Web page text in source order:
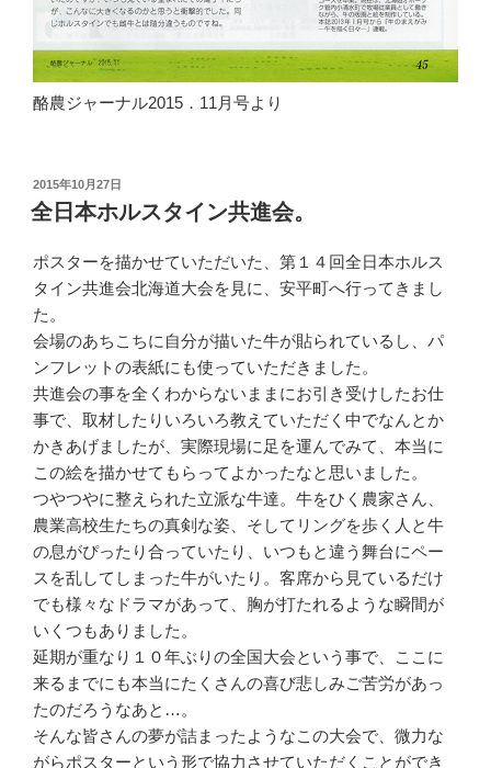
酪農ジャーナル2015．11月号より
投
稿
日:
2015年10月27日
全日本ホルスタイン共進会。
ポスターを描かせていただいた、第１４回全日本ホルス
タイン共進会北海道大会を見に、安平町へ行ってきまし
た。
会場のあちこちに自分が描いた牛が貼られているし、パ
ンフレットの表紙にも使っていただきました。
共進会の事を全くわからないままにお引き受けしたお仕
事で、取材したりいろいろ教えていただく中でなんとか
かきあげましたが、実際現場に足を運んでみて、本当に
この絵を描かせてもらってよかったなと思いました。
つやつやに整えられた立派な牛達。牛をひく農家さん、
農業高校生たちの真剣な姿、そしてリングを歩く人と牛
の息がぴったり合っていたり、いつもと違う舞台にペー
スを乱してしまった牛がいたり。客席から見ているだけ
でも様々なドラマがあって、胸が打たれるような瞬間が
いくつもありました。
延期が重なり１０年ぶりの全国大会という事で、ここに
来るまでにも本当にたくさんの喜び悲しみご苦労があっ
たのだろうなあと…。
そんな皆さんの夢が詰まったようなこの大会で、微力な
がらポスターという形で協力させていただくことができ